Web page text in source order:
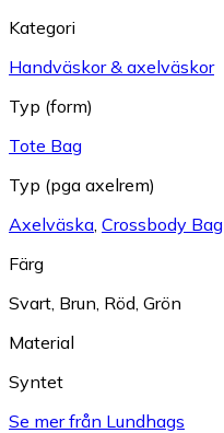
Kategori
Handväskor & axelväskor
Typ (form)
Tote Bag
Typ (pga axelrem)
Axelväska Crossbody Bag
Färg
Svart Brun Röd Grön
Material
Syntet
Se mer från Lundhags